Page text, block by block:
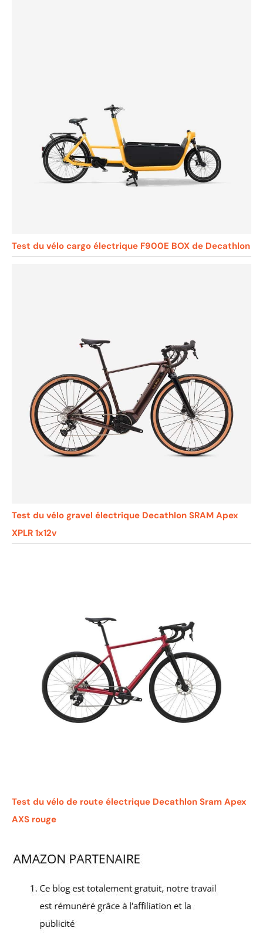
Test du vélo cargo électrique F900E BOX de Decathlon
Test du vélo gravel électrique Decathlon SRAM Apex
XPLR 1x12v
Test du vélo de route électrique Decathlon Sram Apex
AXS rouge